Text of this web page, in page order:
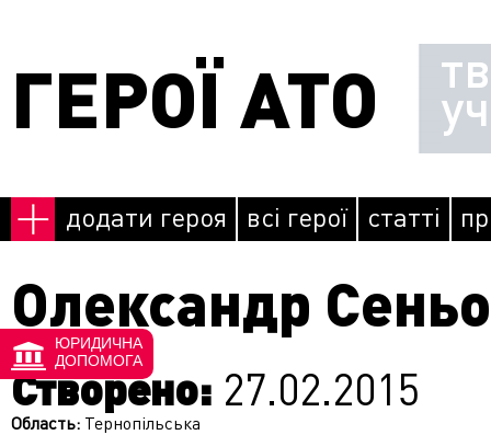
ГЕРОЇ АТО
додати героя всі герої статті
Олександр
Створено: 27.02.2015
Область: Тернопільська
ЮРИДИЧНА
ДОПОМОГА